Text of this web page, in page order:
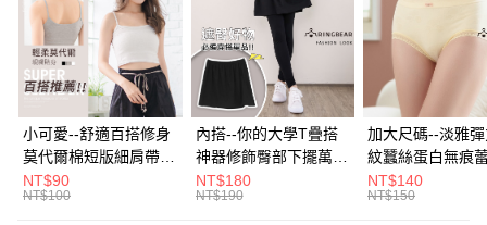
Apple Pay
街口支付
悠遊付
Google Pay
全盈+PAY
小可愛--舒適百搭修身
莫代爾棉短版細肩帶素
色背心(白.黑.灰L-2L)-
U582眼圈熊中大尺碼
NT$90
NT$100
內搭--你的大學T疊搭
神器修飾臀部下擺萬用
內搭裙/遮臀裙(黑2L-
6L)-Q155眼圈熊中大
NT$180
NT$190
加大尺碼--淡雅
紋蠶絲蛋白無痕
角內褲(白.粉.藍.
3L)-L28眼圈熊中
NT$140
NT$150